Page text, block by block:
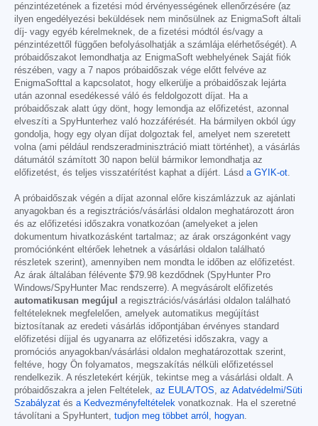
pénzintézetének a fizetési mód érvényességének ellenőrzésére (az
ilyen engedélyezési beküldések nem minősülnek az EnigmaSoft általi
díj- vagy egyéb kérelmeknek, de a fizetési módtól és/vagy a
pénzintézettől függően befolyásolhatják a számlája elérhetőségét). A
próbaidőszakot lemondhatja az EnigmaSoft webhelyének Saját fiók
részében, vagy a 7 napos próbaidőszak vége előtt felvéve az
EnigmaSofttal a kapcsolatot, hogy elkerülje a próbaidőszak lejárta
után azonnal esedékessé váló és feldolgozott díjat. Ha a
próbaidőszak alatt úgy dönt, hogy lemondja az előfizetést, azonnal
elveszíti a SpyHunterhez való hozzáférését. Ha bármilyen okból úgy
gondolja, hogy egy olyan díjat dolgoztak fel, amelyet nem szeretett
volna (ami például rendszeradminisztráció miatt történhet), a vásárlás
dátumától számított 30 napon belül bármikor lemondhatja az
előfizetést, és teljes visszatérítést kaphat a díjért. Lásd a GYIK-ot
A próbaidőszak végén a díjat azonnal előre kiszámlázzuk az ajánlati
anyagokban és a regisztrációs/vásárlási oldalon meghatározott áron
és az előfizetési időszakra vonatkozóan (amelyeket a jelen
dokumentum hivatkozásként tartalmaz; az árak országonként vagy
promóciónként eltérőek lehetnek a vásárlási oldalon található
részletek szerint), amennyiben nem mondta le időben az előfizetést.
Az árak általában félévente $79.98 kezdődnek (SpyHunter Pro
Windows/SpyHunter Mac rendszerre). A megvásárolt előfizetés
automatikusan megújul
a regisztrációs/vásárlási oldalon található
feltételeknek megfelelően, amelyek automatikus megújítást
biztosítanak az eredeti vásárlás időpontjában érvényes standard
előfizetési díjjal és ugyanarra az előfizetési időszakra, vagy a
promóciós anyagokban/vásárlási oldalon meghatározottak szerint,
feltéve, hogy Ön folyamatos, megszakítás nélküli előfizetéssel
rendelkezik. A részletekért kérjük, tekintse meg a vásárlási oldalt. A
próbaidőszakra a jelen Feltételek, az EULA/TOS
az Adatvédelmi/Süti
Szabályzat és a Kedvezményfeltételek vonatkoznak. Ha el szeretné
távolítani a SpyHuntert, tudjon meg többet arról, hogyan